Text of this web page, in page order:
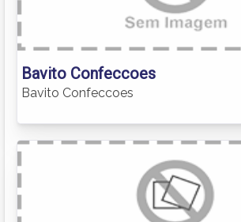
Bavito Confeccoes
Bavito Confeccoes